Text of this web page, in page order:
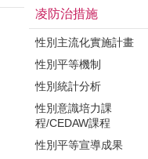
凌防治措施
性別主流化實施計畫
性別平等機制
性別統計分析
性別意識培力課
程/CEDAW課程
性別平等宣導成果